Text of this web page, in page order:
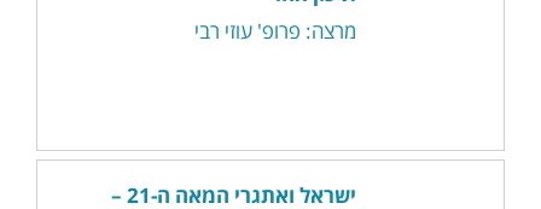
מרצה: פרופ' עוזי רבי
ישראל ואתגרי המאה ה-21 –